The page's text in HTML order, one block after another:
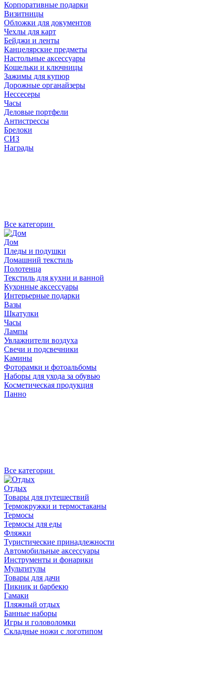
Корпоративные подарки
Визитницы
Обложки для документов
Чехлы для карт
Бейджи и ленты
Канцелярские предметы
Настольные аксессуары
Кошельки и ключницы
Зажимы для купюр
Дорожные органайзеры
Нессесеры
Часы
Деловые портфели
Антистрессы
Брелоки
СИЗ
Награды
Все категории
Дом
Пледы и подушки
Домашний текстиль
Полотенца
Текстиль для кухни и ванной
Кухонные аксессуары
Интерьерные подарки
Вазы
Шкатулки
Часы
Лампы
Увлажнители воздуха
Свечи и подсвечники
Камины
Фоторамки и фотоальбомы
Наборы для ухода за обувью
Косметическая продукция
Панно
Все категории
Отдых
Товары для путешествий
Термокружки и термостаканы
Термосы
Термосы для еды
Фляжки
Туристические принадлежности
Автомобильные аксессуары
Инструменты и фонарики
Мультитулы
Товары для дачи
Пикник и барбекю
Гамаки
Пляжный отдых
Банные наборы
Игры и головоломки
Складные ножи с логотипом